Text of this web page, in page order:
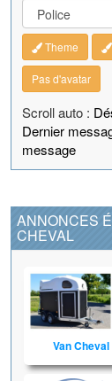
Theme
Pas d'avatar
Scroll auto :
Dernier
message
ANNONCES
CHEVAL
Van